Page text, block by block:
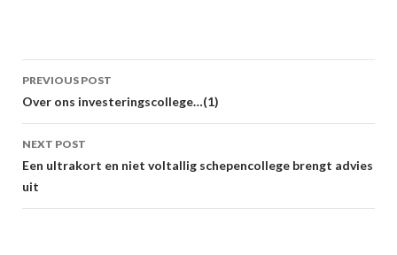
Post
navigation
PREVIOUS POST
Over ons investeringscollege…(1)
NEXT POST
Een ultrakort en niet voltallig schepencollege brengt advies
uit